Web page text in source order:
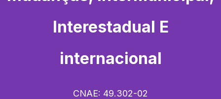
Interestadual E
internacional
CNAE: 49.302-02